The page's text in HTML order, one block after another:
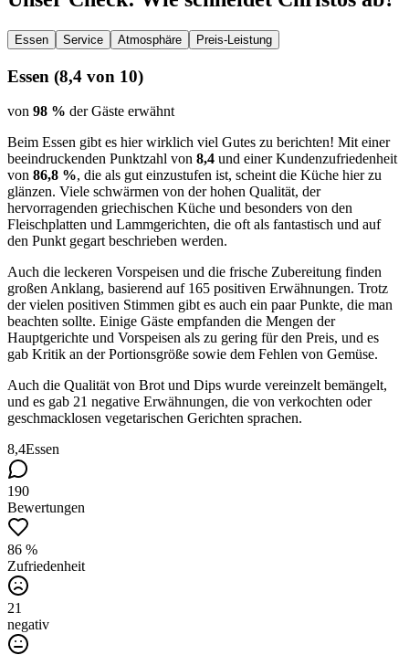
Essen Service Atmosphäre Preis-Leistung
Essen (8,4 von 10)
von 98 % der Gäste erwähnt
Beim Essen gibt es hier wirklich viel Gutes zu berichten! Mit einer
beeindruckenden Punktzahl von 8,4 und einer Kundenzufriedenheit
von 86,8 %, die als gut einzustufen ist, scheint die Küche hier zu
glänzen. Viele schwärmen von der hohen Qualität, der
hervorragenden griechischen Küche und besonders von den
Fleischplatten und Lammgerichten, die oft als fantastisch und auf
den Punkt gegart beschrieben werden.
Auch die leckeren Vorspeisen und die frische Zubereitung finden
großen Anklang, basierend auf 165 positiven Erwähnungen. Trotz
der vielen positiven Stimmen gibt es auch ein paar Punkte, die man
beachten sollte. Einige Gäste empfanden die Mengen der
Hauptgerichte und Vorspeisen als zu gering für den Preis, und es
gab Kritik an der Portionsgröße sowie dem Fehlen von Gemüse.
Auch die Qualität von Brot und Dips wurde vereinzelt bemängelt,
und es gab 21 negative Erwähnungen, die von verkochten oder
geschmacklosen vegetarischen Gerichten sprachen.
8,4Essen
190
Bewertungen
86 %
Zufriedenheit
21
negativ